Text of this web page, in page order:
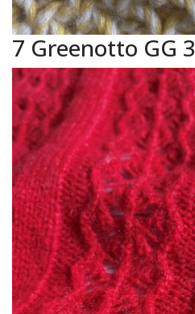
7 Greenotto GG 3